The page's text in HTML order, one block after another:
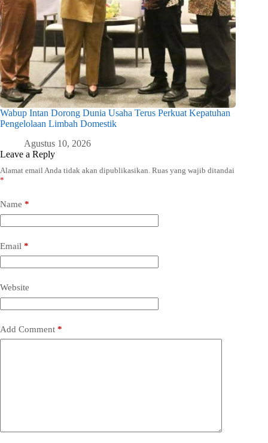
Wabup Intan Dorong Dunia Usaha Terus Perkuat Kepatuhan
Pengelolaan Limbah Domestik
Agustus 10, 2026
Leave a Reply
Alamat email Anda tidak akan dipublikasikan. Ruas yang wajib ditandai
*
Name *
Email *
Website
Add Comment *